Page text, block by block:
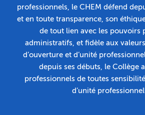
professionnels, le CHEM défend
et en toute transparence, son
de tout lien avec les pouvoirs
administratifs, et fidèle aux
d’ouverture et d’unité
depuis ses débuts, le Collège
professionnels de toutes
d’unité